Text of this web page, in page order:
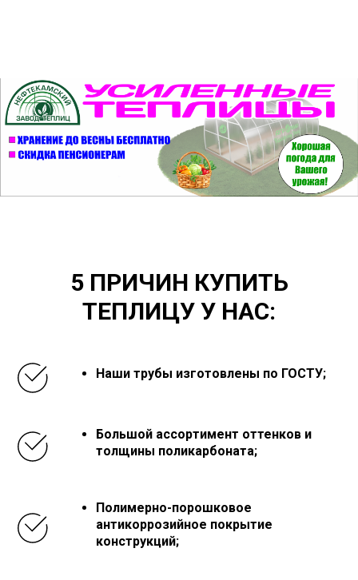
5 ПРИЧИН КУПИТЬ
ТЕПЛИЦУ У НАС:
Наши трубы изготовлены по ГОСТУ;
Большой ассортимент оттенков и
толщины поликарбоната;
Полимерно-порошковое
антикоррозийное покрытие
конструкций;